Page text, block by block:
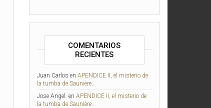
COMENTARIOS
RECIENTES
Juan Carlos en APENDICE II, el misterio de
la tumba de Saunière…
Jose Angel. en APENDICE II, el misterio de
la tumba de Saunière…